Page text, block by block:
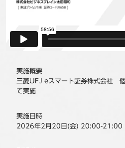
セミ
実施概要
三菱UFJ eスマート証券株式会社
て実施
実施日時
2026年2月20日(金) 20:00-21:00